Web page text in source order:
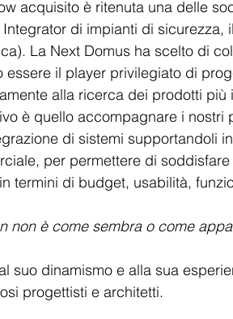
acquisito è ritenuta una delle
Integrator di impianti di
La Next Domus ha scelto di
essere il player privilegiato di
alla ricerca dei prodotti
è quello accompagnare i
di sistemi supportandoli
per permettere di
termini di budget, usabilità,
non è come sembra o come
suo dinamismo e alla sua
progettisti e architetti.